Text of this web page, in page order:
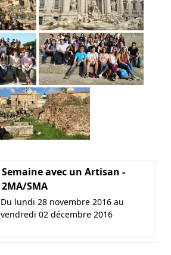
Semaine avec un Artisan -
2MA/SMA
Du lundi 28 novembre 2016 au
vendredi 02 décembre 2016